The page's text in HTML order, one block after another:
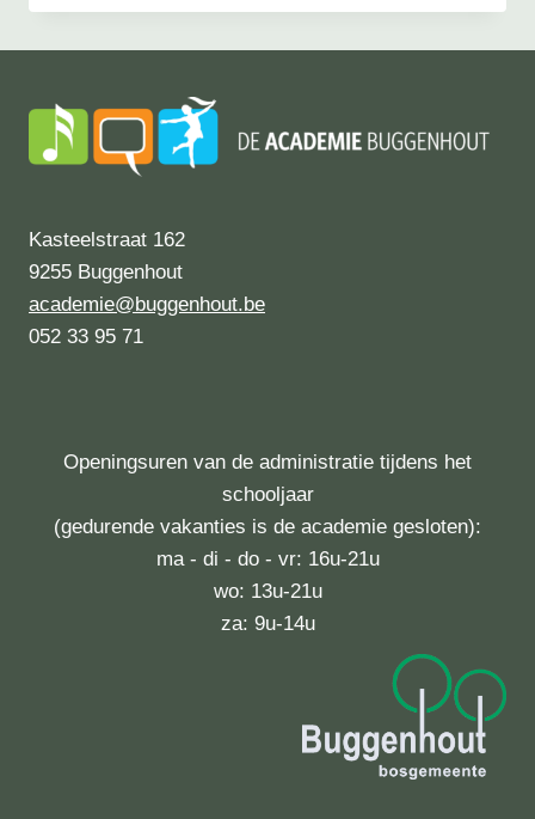
DE
ONZE
DANSAFDELING
SCHITTERT
Kasteelstraat 162
9255 Buggenhout
academie@buggenhout.be
052 33 95 71
Openingsuren van de administratie tijdens het
schooljaar
(gedurende vakanties is de academie gesloten):
ma - di - do - vr: 16u-21u
wo: 13u-21u
za: 9u-14u